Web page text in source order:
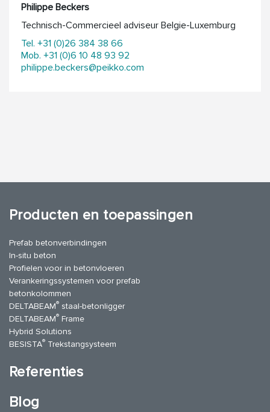
Philippe Beckers
Technisch-Commercieel adviseur Belgie-Luxemburg
Tel. +31 (0)26 384 38 66
Mob. +31 (0)6 10 48 93 92
philippe.beckers@peikko.com
Producten en toepassingen
Prefab betonverbindingen
In-situ beton
Profielen voor in betonvloeren
Verankeringssystemen voor prefab
betonkolommen
DELTABEAM® staal-betonligger
DELTABEAM® Frame
Hybrid Solutions
BESISTA® Trekstangsysteem
Referenties
Blog